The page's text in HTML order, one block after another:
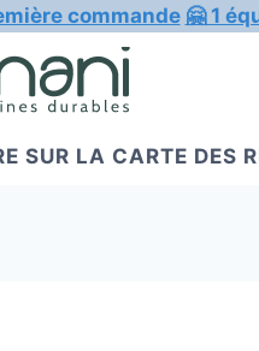
commande 🤗 1
SUR LA CARTE DES